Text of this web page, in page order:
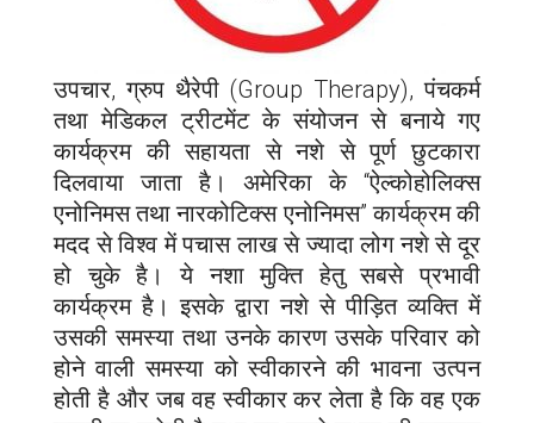
उपचार, ग्रुप थैरेपी (Group Therapy), पंचकर्म
तथा मेडिकल ट्रीटमेंट के संयोजन से बनाये गए
कार्यक्रम की सहायता से नशे से पूर्ण छुटकारा
दिलवाया जाता है। अमेरिका के “ऐल्कोहोलिक्स
एनोनिमस तथा नारकोटिक्स एनोनिमस” कार्यक्रम की
मदद से विश्व में पचास लाख से ज्यादा लोग नशे से दूर
हो चुके है। ये नशा मुक्ति हेतु सबसे प्रभावी
कार्यक्रम है। इसके द्वारा नशे से पीड़ित व्यक्ति में
उसकी समस्या तथा उनके कारण उसके परिवार को
होने वाली समस्या को स्वीकारने की भावना उत्पन
होती है और जब वह स्वीकार कर लेता है कि वह एक